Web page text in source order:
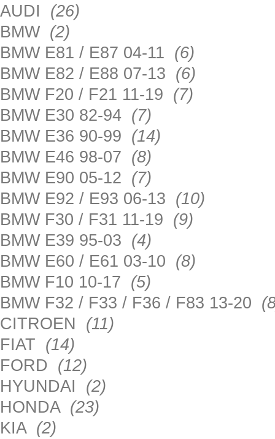
AUDI (26)
BMW (2)
BMW E81 / E87 04-11 (6)
BMW E82 / E88 07-13 (6)
BMW F20 / F21 11-19 (7)
BMW E30 82-94 (7)
BMW E36 90-99 (14)
BMW E46 98-07 (8)
BMW E90 05-12 (7)
BMW E92 / E93 06-13 (10)
BMW F30 / F31 11-19 (9)
BMW E39 95-03 (4)
BMW E60 / E61 03-10 (8)
BMW F10 10-17 (5)
BMW F32 / F33 / F36 / F83 13-20
CITROEN (11)
FIAT (14)
FORD (12)
HYUNDAI (2)
HONDA (23)
KIA (2)